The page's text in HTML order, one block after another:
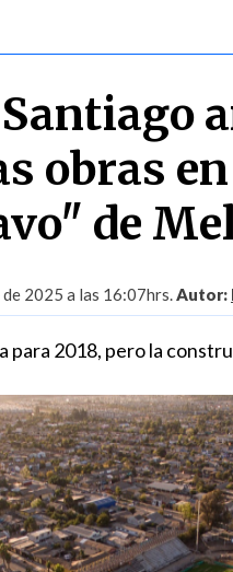
obras
de
2025 a las 16:07hrs.Autor:
para 2018, pero la